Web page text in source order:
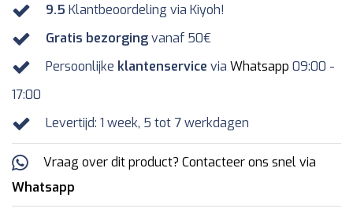
9.5 Klantbeoordeling via Kiyoh!
Gratis bezorgingvanaf 50€
Persoonlijke klantenservice via Whatsapp 09:00 -
17:00
Levertijd: 1 week, 5 tot 7 werkdagen
Vraag over dit product? Contacteer ons snel via
Whatsapp